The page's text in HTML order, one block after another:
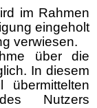
im Rahmen
eingeholt
verwiesen.
über die
In diesem
Nutzers